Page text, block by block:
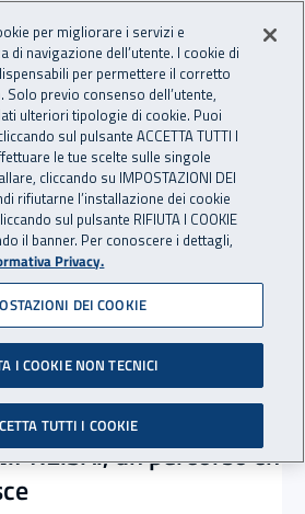
Nazionale
Apri cerca
principale
un percorso che
per migliorare i servizi e
di navigazione dell’utente. I cookie di
per permettere il corretto
previo consenso dell’utente,
ulteriori tipologie di cookie. Puoi
sul pulsante ACCETTA TUTTI I
le tue scelte sulle singole
cliccando su IMPOSTAZIONI DEI
rifiutarne l’installazione dei cookie
sul pulsante RIFIUTA I COOKIE
il banner. Per conoscere i dettagli,
Privacy.
DEI COOKIE
I COOKIE NON TECNICI
TUTTI I COOKIE